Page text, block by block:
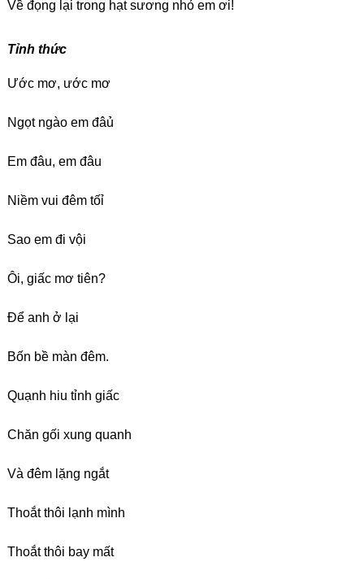
Về đọng lại trong hạt sương nhỏ em ơi!
Tỉnh thức
Ước mơ, ước mơ
Ngọt ngào em đâủ
Em đâu, em đâu
Niềm vui đêm tốỉ
Sao em đi vội
Ôi, giấc mơ tiên?
Để anh ở lại
Bốn bề màn đêm.
Quạnh hiu tỉnh giấc
Chăn gối xung quanh
Và đêm lặng ngắt
Thoắt thôi lạnh mình
Thoắt thôi bay mất